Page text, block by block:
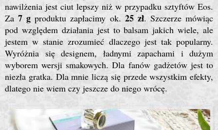
nawilżenia jest ciut lepszy niż w przypadku sztyftów Eos.
Za7 g produktu zapłacimy ok. 25 zł. Szczerze mówiąc
pod względem działania jest to balsam jakich wiele, ale
jestem w stanie zrozumieć dlaczego jest tak popularny.
Wyróżnia się designem, ładnymi zapachami i dużym
wyborem wersji smakowych. Dla fanów gadżetów jest to
niezła gratka. Dla mnie liczą się przede wszystkim efekty,
dlatego nie wiem czy jeszcze do niego wrócę.